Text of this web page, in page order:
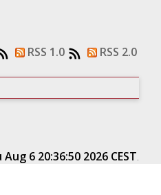
RSS 1.0 RSS 2.0
Aug 6 20:36:50 2026 CEST.